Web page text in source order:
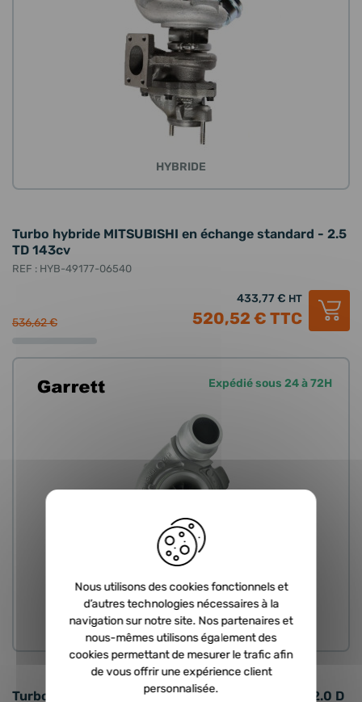
HYBRIDE
Turbo hybride MITSUBISHI en échange standard - 2.5
TD 143cv
REF : HYB-49177-06540
536,62 €
433,77 € HT
520,52 € TTC
Expédié sous 24 à 72H
HYBRIDE
Turbo hybride GARRETT en échange standard - 2.0 D
Nous utilisons des cookies fonctionnels et
d’autres technologies nécessaires à la
navigation sur notre site. Nos partenaires et
nous-mêmes utilisons également des
cookies permettant de mesurer le trafic afin
de vous offrir une expérience client
personnalisée.